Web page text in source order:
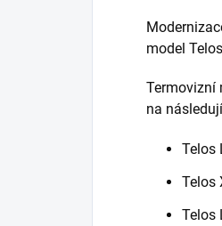
model
Termovizní
na
Telos
Telos
Telos